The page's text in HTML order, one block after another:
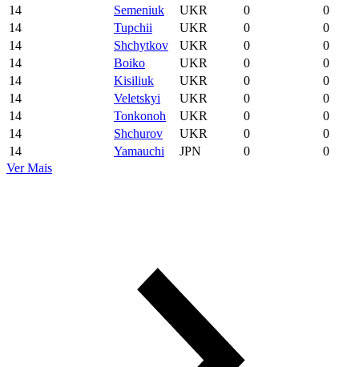
14
Semeniuk UKR 0
0
14
Tupchii UKR 0
0
14
Shchytkov UKR 0
0
14
Boiko UKR 0
0
14
Kisiliuk UKR 0
0
14
Veletskyi UKR 0
0
14
Tonkonoh UKR 0
0
14
Shchurov UKR 0
0
14
Yamauchi JPN 0
0
Ver Mais